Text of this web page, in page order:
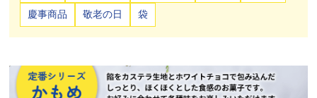
慶事商品 敬老の日 袋